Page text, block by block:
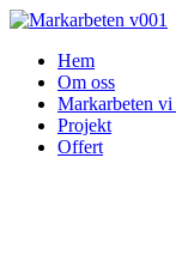
Skip
contentHem
Om oss
Markarbeten
Projekt
Offert